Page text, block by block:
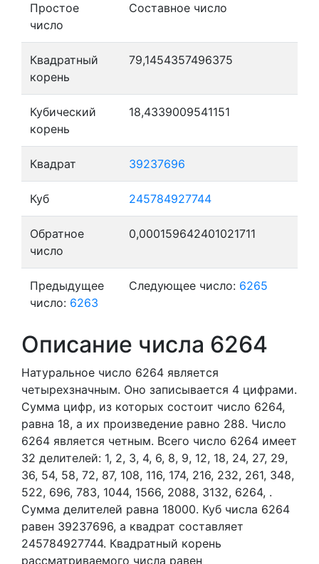
Простое
число
Составное число
Квадратный
корень
79,1454357496375
Кубический
корень
18,4339009541151
Квадрат 39237696
Куб 245784927744
Обратное
число
0,000159642401021711
Предыдущее
число: 6263
Следующее число: 6265
Описание числа 6264
Натуральное число 6264 является
четырехзначным. Оно записывается 4 цифрами.
Сумма цифр, из которых состоит число 6264,
равна 18, а их произведение равно 288. Число
6264 является четным. Всего число 6264 имеет
32 делителей: 1, 2, 3, 4, 6, 8, 9, 12, 18, 24, 27, 29,
36, 54, 58, 72, 87, 108, 116, 174, 216, 232, 261, 348,
522, 696, 783, 1044, 1566, 2088, 3132, 6264, .
Сумма делителей равна 18000. Куб числа 6264
равен 39237696, а квадрат составляет
245784927744. Квадратный корень
рассматриваемого числа равен